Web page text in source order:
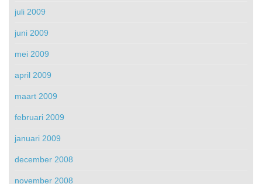
juli 2009
juni 2009
mei 2009
april 2009
maart 2009
februari 2009
januari 2009
december 2008
november 2008